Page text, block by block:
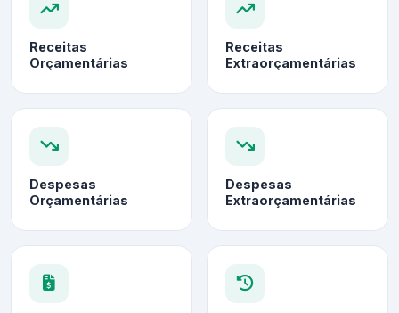
Receitas
Orçamentárias
Receitas
Extraorçamentárias
Despesas
Orçamentárias
Despesas
Extraorçamentárias